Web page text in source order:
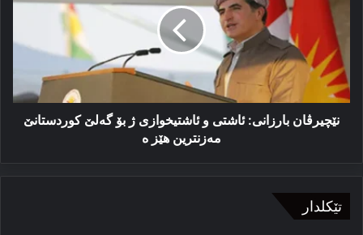
ئاشتیخوازی
بۆ
گه‌لێ
کوردستانێ
مه‌زنترین
هێز
نێچیرڤان بارزانی: ئاشتی و ئاشتیخوازی ژ بۆ گه‌لێ کوردستانێ
مه‌زنترین هێز ه
تێکلدار